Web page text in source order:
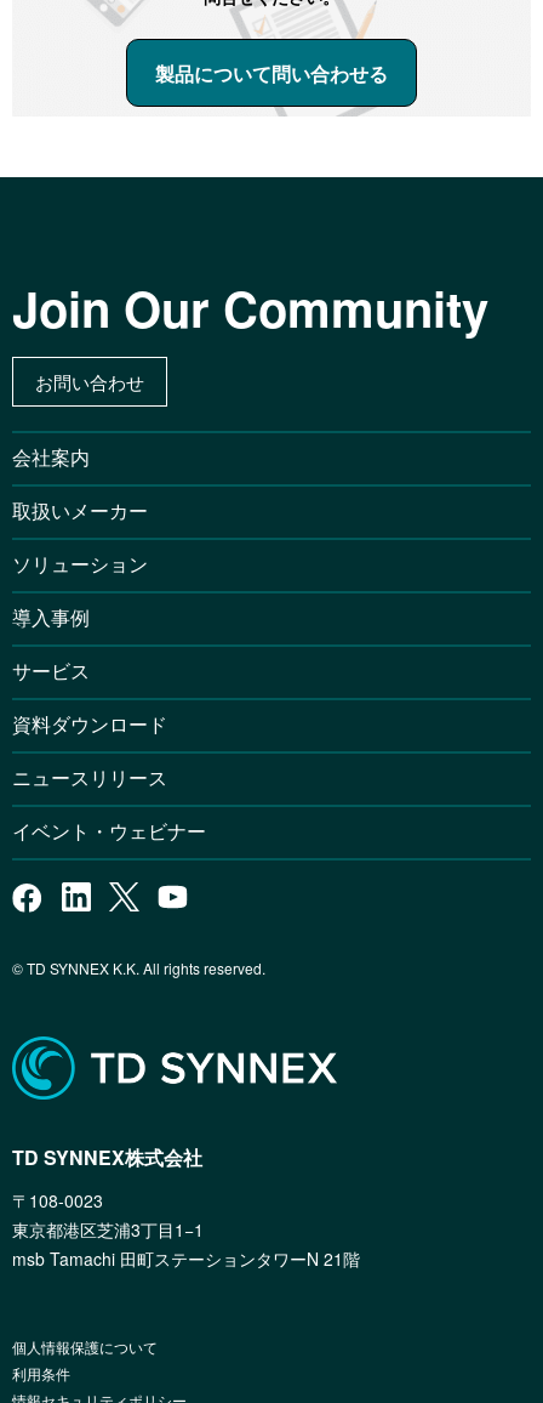
製品について問い合わせる
Join Our Community
お問い合わせ
会社案内
取扱いメーカー
ソリューション
導入事例
サービス
資料ダウンロード
ニュースリリース
イベント・ウェビナー
© TD SYNNEX K.K. All rights reserved.
TD SYNNEX株式会社
〒108-0023
東京都港区芝浦3丁目1−1
msb Tamachi 田町ステーションタワーN 21階
個人情報保護について
利用条件